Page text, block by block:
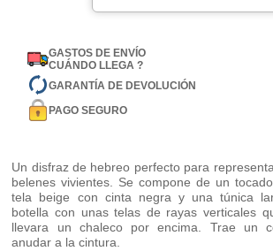
GASTOS DE ENVÍO
CUÁNDO LLEGA ?
GARANTÍA DE DEVOLUCIÓN
PAGO SEGURO
Un disfraz de hebreo perfecto para
belenes vivientes. Se compone de un
tela beige con cinta negra y una túnica
botella con unas telas de rayas verticales
llevara un chaleco por encima. Trae un
anudar a la cintura.